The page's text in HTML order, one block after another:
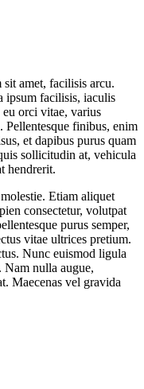
amet, facilisis arcu.
ipsum facilisis, iaculis
orci vitae, varius
Pellentesque finibus, enim
et dapibus purus quam
sollicitudin at, vehicula
hendrerit.
Etiam aliquet
consectetur, volutpat
purus semper,
vitae ultrices pretium.
Nunc euismod ligula
Nam nulla augue,
Maecenas vel gravida